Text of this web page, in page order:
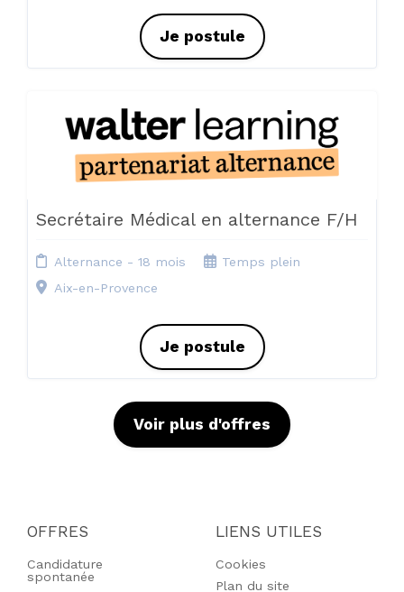
Je postule
Secrétaire Médical en alternance F/H
Alternance - 18 mois
Temps plein
Aix-en-Provence
Je postule
Voir plus d'offres
OFFRES
Candidature
spontanée
LIENS UTILES
Cookies
Plan du site